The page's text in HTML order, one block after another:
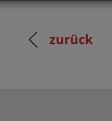
zurück